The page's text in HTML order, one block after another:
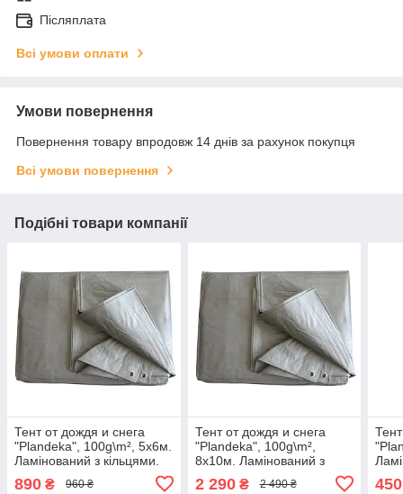
Післяплата
Всі умови оплати
Умови повернення
Повернення товару впродовж 14 днів за рахунок покупця
Всі умови повернення
Подібні товари компанії
Тент от дождя и снега
"Plandeka", 100g\m², 5х6м.
Ламінований з кільцями.
890 ₴ 960 ₴
Тент от дождя и снега
"Plandeka", 100g\m²,
8х10м. Ламінований з
2 290₴ 2 490 ₴ 450